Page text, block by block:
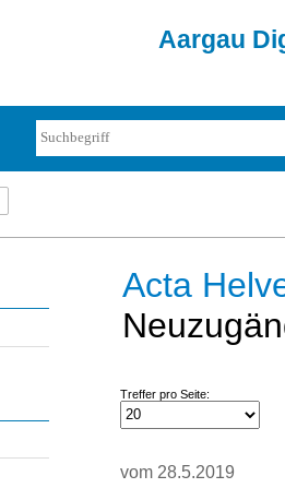
Aargau
Acta
Treffer pro Seite:
vom 28.5.2019